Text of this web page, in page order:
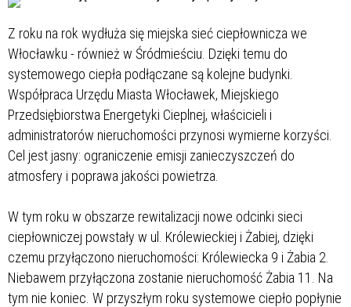
Z roku na rok wydłuża się miejska sieć ciepłownicza we
Włocławku - również w Śródmieściu. Dzięki temu do
systemowego ciepła podłączane są kolejne budynki.
Współpraca Urzędu Miasta Włocławek, Miejskiego
Przedsiębiorstwa Energetyki Cieplnej, właścicieli i
administratorów nieruchomości przynosi wymierne korzyści.
Cel jest jasny: ograniczenie emisji zanieczyszczeń do
atmosfery i poprawa jakości powietrza.
W tym roku w obszarze rewitalizacji nowe odcinki sieci
ciepłowniczej powstały w ul. Królewieckiej i Żabiej, dzięki
czemu przyłączono nieruchomości: Królewiecka 9 i Żabia 2.
Niebawem przyłączona zostanie nieruchomość Żabia 11. Na
tym nie koniec. W przyszłym roku systemowe ciepło popłynie